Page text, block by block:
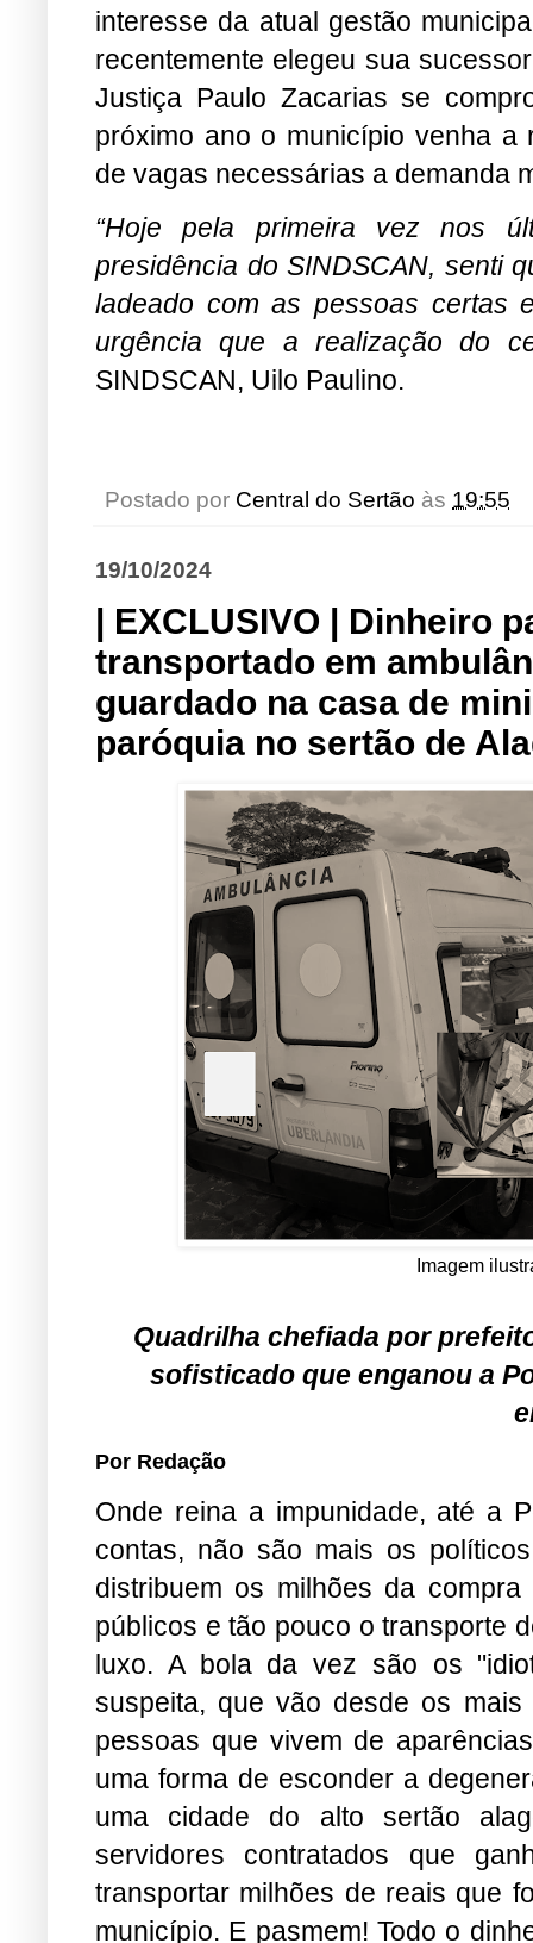
interesse da atual gestão
recentemente elegeu sua
Justiça Paulo Zacarias se
próximo ano o município venha a
de vagas necessárias a demanda
“Hoje pela primeira vez nos
presidência do SINDSCAN, senti
ladeado com as pessoas certas
urgência que a realização do
SINDSCAN, Uilo Paulino.
Postado por Central do Sertão às 19:55
19/10/2024
| EXCLUSIVO | Dinheiro
transportado em
guardado na casa de
paróquia no sertão de
Imagem
Quadrilha chefiada por
sofisticado que enganou a
Por Redação
Onde reina a impunidade, até a
contas, não são mais os
distribuem os milhões da
públicos e tão pouco o transporte
luxo. A bola da vez são os
suspeita, que vão desde os
pessoas que vivem de
uma forma de esconder a
uma cidade do alto sertão
servidores contratados que
transportar milhões de reais que
município. E pasmem! Todo o